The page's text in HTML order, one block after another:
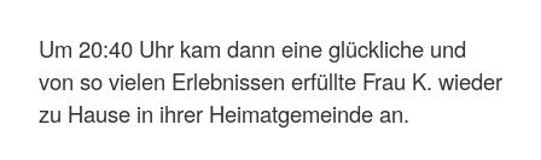
Um 20:40 Uhr kam dann eine glückliche und
von so vielen Erlebnissen erfüllte Frau K. wieder
zu Hause in ihrer Heimatgemeinde an.